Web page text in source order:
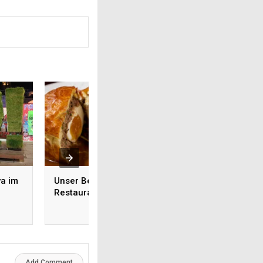
im
Unser Berliner Teller im
Restaurant Luzii